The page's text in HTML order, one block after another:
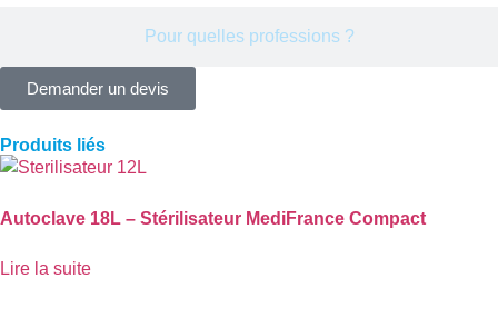
Pour quelles professions ?
Demander un devis
Produits liés
Autoclave 18L – Stérilisateur MediFrance Compact
Lire la suite